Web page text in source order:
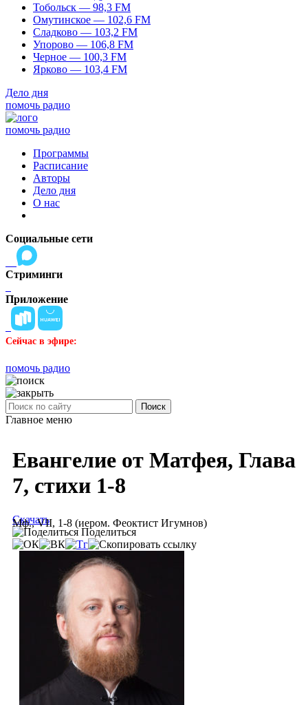
Тобольск — 98,3 FM
Омутинское — 102,6 FM
Сладково — 103,2 FM
Упорово — 106,8 FM
Черное — 100,3 FM
Ярково — 103,4 FM
Дело дня
помочь радио
помочь радио
Программы
Расписание
Авторы
Дело дня
О нас
Социальные сети
Стриминги
Приложение
Сейчас в эфире:
помочь радио
Поиск
Главное меню
Евангелие от Матфея, Глава
7, стихи 1-8
Мф., VII, 1-8 (иером. Феоктист Игумнов)
Скачать
Поделиться